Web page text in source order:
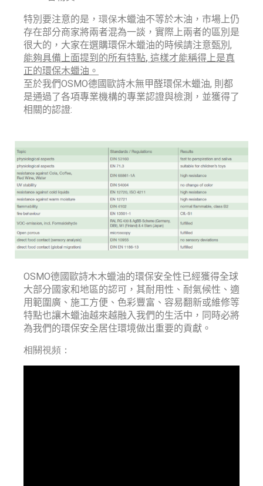
特別要注意的是， 環保木蠟油不等於木油，市場上仍
存在部分商家將兩者混為一談，實際上兩者的區別是
很大的，大家在選購環保木蠟油的時候請注意甄別 ,
能夠具備上面提到的所有特點, 這樣才能稱得上是真
正的環保木蠟油。
至於我們OSMO德國歐詩木無甲醛環保木蠟油, 則都
是通過了各項專業機構的專業認證與檢測，並獲得了
相關的認證:
OSMO德國歐詩木木蠟油的環保安全性已經獲得全球
大部分國家和地區的認可，其耐用性、耐氣候性、適
用範圍廣、施工方便、色彩豐富、容易翻新或維修等
特點也讓木蠟油越來越融入我們的生活中，同時必將
為我們的環保安全居住環境做出重要的貢獻。
相關視頻：